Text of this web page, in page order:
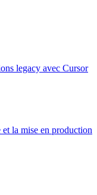
legacy avec Cursor
la mise en production